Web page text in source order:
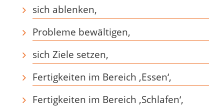
sich ablenken,
Probleme bewältigen,
sich Ziele setzen,
Fertigkeiten im Bereich ‚Essen‘,
Fertigkeiten im Bereich ‚Schlafen‘,